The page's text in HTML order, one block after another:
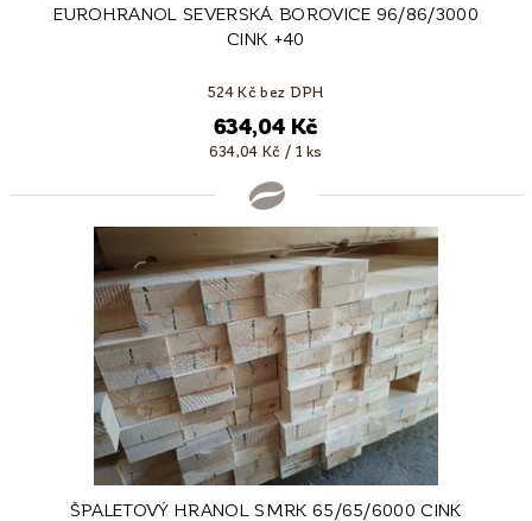
EUROHRANOL SEVERSKÁ BOROVICE 96/86/3000
CINK +40
524 Kč bez DPH
634,04 Kč
634,04 Kč / 1 ks
ŠPALETOVÝ HRANOL SMRK 65/65/6000 CINK